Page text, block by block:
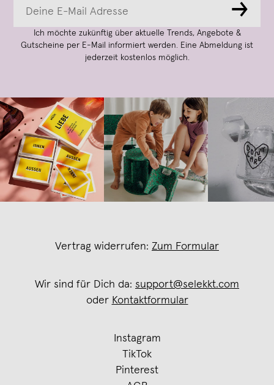
→
Ich möchte zukünftig über aktuelle Trends, Angebote &
Gutscheine per E-Mail informiert werden. Eine Abmeldung ist
jederzeit kostenlos möglich.
Vertrag widerrufen: Zum Formular
Wir sind für Dich da: support@selekkt.com
oder Kontaktformular
Instagram
TikTok
Pinterest